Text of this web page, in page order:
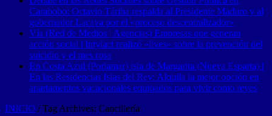
Carabobo: Octavio Táriba respalda al Presidente Maduro y al
gobernador Lacava por el «proceso descentralizador»
Vía (Red de Medios | Agencias) Empresas que generan
acción social | Intylact realizó «lives» sobre la prevención del
suicidio y el mes rosa
En Costa Azul (Porlamar) isla de Margarita (Nueva Esparta) |
En las Residencias Islas del Rey: Alquila la mejor opción en
apartamentos vacacionales equipados para vivir como reyes
INICIO / Tag Archives: Cancillería